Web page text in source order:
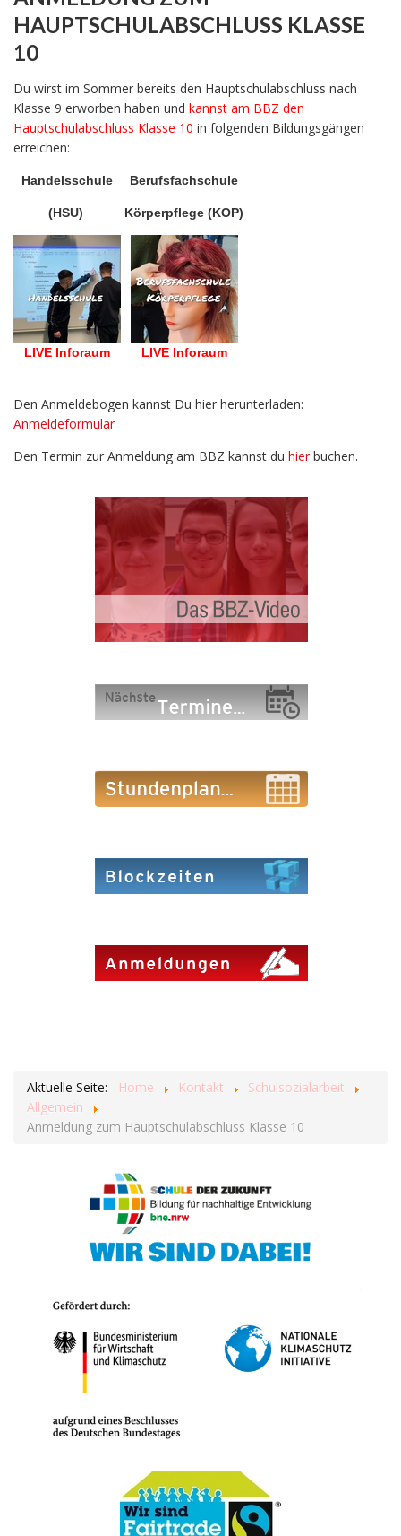
HAUPTSCHULABSCHLUSS KLASSE
10
Du wirst im Sommer bereits den Hauptschulabschluss nach
Klasse 9 erworben haben und kannst am BBZ den
Hauptschulabschluss Klasse 10 in folgenden Bildungsgängen
erreichen:
Handelsschule
(HSU)
Berufsfachschule
Körperpflege (KOP)
LIVE Inforaum LIVE Inforaum
Den Anmeldebogen kannst Du hier herunterladen:
Anmeldeformular
Den Termin zur Anmeldung am BBZ kannst du hier buchen.
Aktuelle Seite: Home Kontakt
Schulsozialarbeit
Allgemein
Anmeldung zum Hauptschulabschluss Klasse 10